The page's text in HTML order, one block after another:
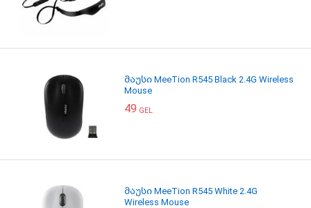
მაუსი MeeTion R545 Black 2.4G Wireless
Mouse
49 GEL
მაუსი MeeTion R545 White 2.4G
Wireless Mouse